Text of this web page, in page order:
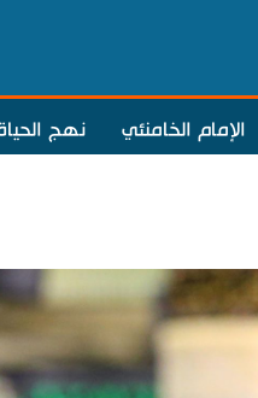
الإمام الخامنئي نهج